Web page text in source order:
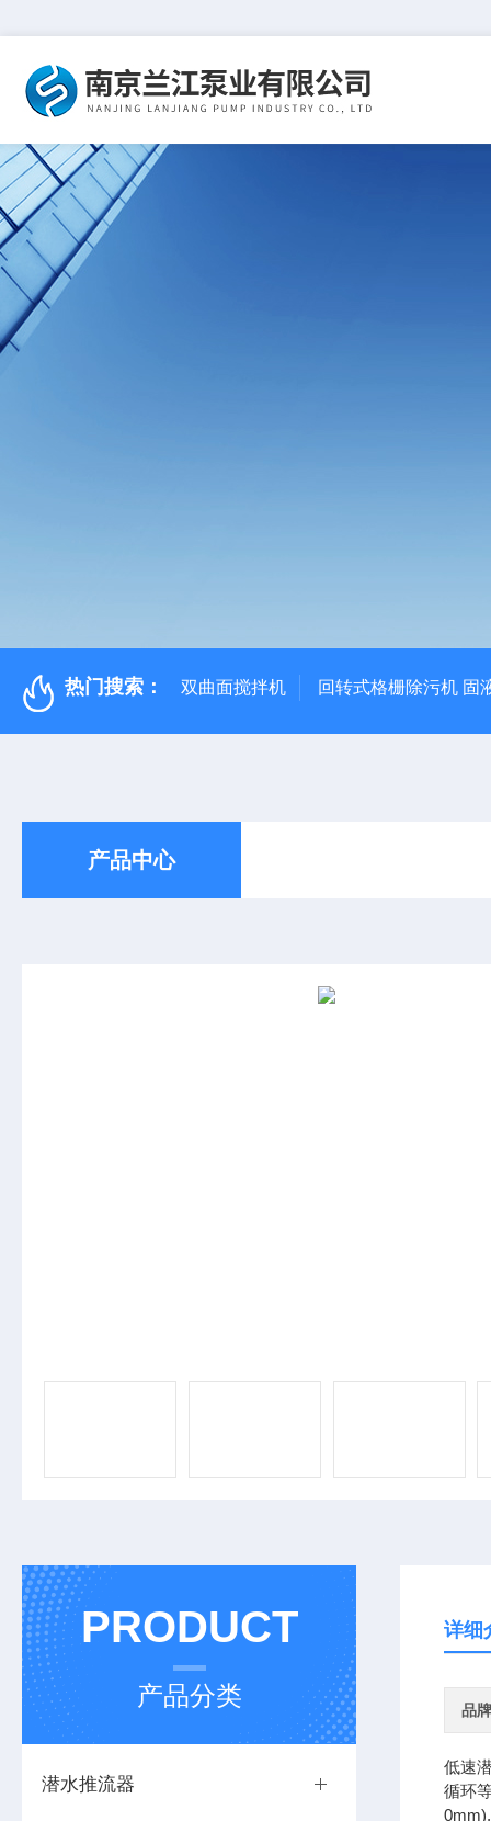
热门搜索： 双曲面搅拌机 回转式格栅除污机 固
产品中心
PRODUCT
产品分类
潜水推流器
详细
品牌
低速
循环